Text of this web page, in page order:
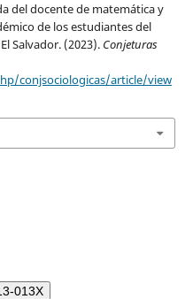
del docente de matemática y
de los estudiantes del
Salvador. (2023). Conjeturas
conjsociologicas/article/view
013X